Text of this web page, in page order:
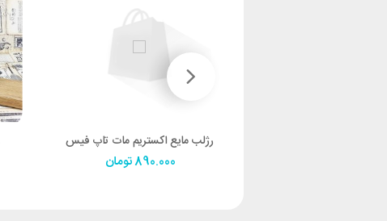
رژلب مایع اکستریم مات تاپ فیس
تومان890.000